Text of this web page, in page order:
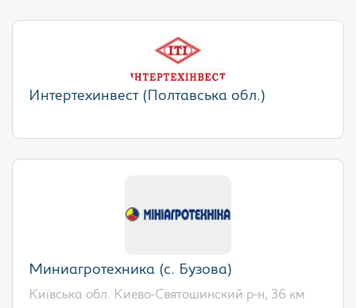
Интертехинвест (Полтавська обл.)
Миниагротехника (с. Бузова)
Київська обл. Киево-Святошинский р-н, 36 км